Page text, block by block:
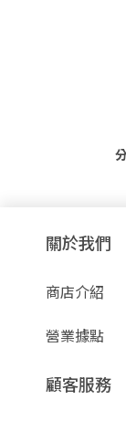
關於我們
商店介紹
營業據點
顧客服務